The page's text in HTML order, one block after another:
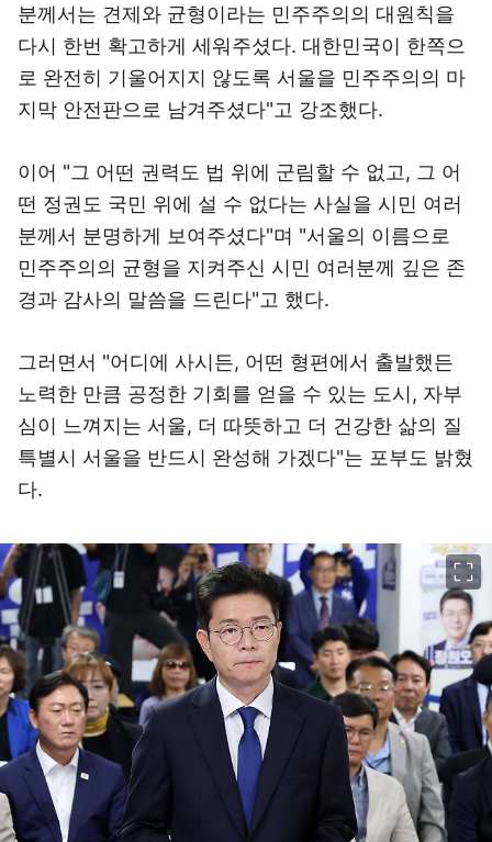
분께서는 견제와 균형이라는 민주주의의 대원칙을
다시 한번 확고하게 세워주셨다. 대한민국이 한쪽으
로 완전히 기울어지지 않도록 서울을 민주주의의 마
지막 안전판으로 남겨주셨다"고 강조했다.
이어 "그 어떤 권력도 법 위에 군림할 수 없고, 그 어
떤 정권도 국민 위에 설 수 없다는 사실을 시민 여러
분께서 분명하게 보여주셨다"며 "서울의 이름으로
민주주의의 균형을 지켜주신 시민 여러분께 깊은 존
경과 감사의 말씀을 드린다"고 했다.
그러면서 "어디에 사시든, 어떤 형편에서 출발했든
노력한 만큼 공정한 기회를 얻을 수 있는 도시, 자부
심이 느껴지는 서울, 더 따뜻하고 더 건강한 삶의 질
특별시 서울을 반드시 완성해 가겠다"는 포부도 밝혔
다.